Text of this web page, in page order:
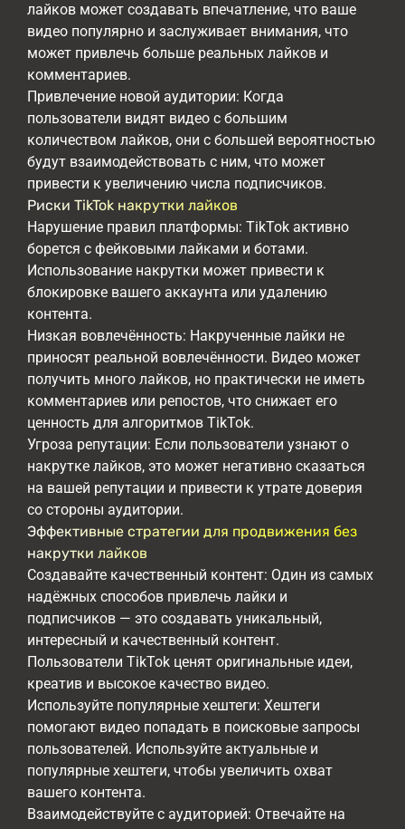
лайков может создавать впечатление, что ваше
видео популярно и заслуживает внимания, что
может привлечь больше реальных лайков и
комментариев.
Привлечение новой аудитории: Когда
пользователи видят видео с большим
количеством лайков, они с большей вероятностью
будут взаимодействовать с ним, что может
привести к увеличению числа подписчиков.
Риски TikTok накрутки лайков
Нарушение правил платформы: TikTok активно
борется с фейковыми лайками и ботами.
Использование накрутки может привести к
блокировке вашего аккаунта или удалению
контента.
Низкая вовлечённость: Накрученные лайки не
приносят реальной вовлечённости. Видео может
получить много лайков, но практически не иметь
комментариев или репостов, что снижает его
ценность для алгоритмов TikTok.
Угроза репутации: Если пользователи узнают о
накрутке лайков, это может негативно сказаться
на вашей репутации и привести к утрате доверия
со стороны аудитории.
Эффективные стратегии для продвижения без
накрутки лайков
Создавайте качественный контент: Один из самых
надёжных способов привлечь лайки и
подписчиков — это создавать уникальный,
интересный и качественный контент.
Пользователи TikTok ценят оригинальные идеи,
креатив и высокое качество видео.
Используйте популярные хештеги: Хештеги
помогают видео попадать в поисковые запросы
пользователей. Используйте актуальные и
популярные хештеги, чтобы увеличить охват
вашего контента.
Взаимодействуйте с аудиторией: Отвечайте на